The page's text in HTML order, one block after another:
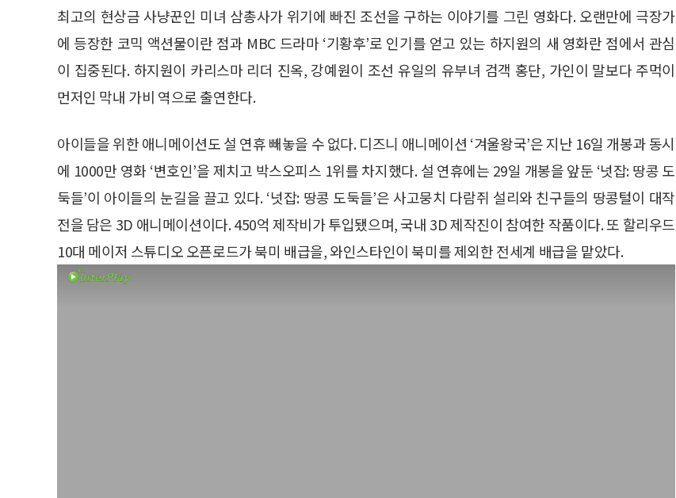
최고의 현상금 사냥꾼인 미녀 삼총사가 위기에 빠진 조선을 구하는 이야기를 그린 영화다. 오랜만에 극장가
에 등장한 코믹 액션물이란 점과 MBC 드라마 ‘기황후’로 인기를 얻고 있는 하지원의 새 영화란 점에서 관심
이 집중된다. 하지원이 카리스마 리더 진옥, 강예원이 조선 유일의 유부녀 검객 홍단, 가인이 말보다 주먹이
먼저인 막내 가비 역으로 출연한다.
아이들을 위한 애니메이션도 설 연휴 빼놓을 수 없다. 디즈니 애니메이션 ‘겨울왕국’은 지난 16일 개봉과 동시
에 1000만 영화 ‘변호인’을 제치고 박스오피스 1위를 차지했다. 설 연휴에는 29일 개봉을 앞둔 ‘넛잡: 땅콩 도
둑들’이 아이들의 눈길을 끌고 있다. ‘넛잡: 땅콩 도둑들’은 사고뭉치 다람쥐 설리와 친구들의 땅콩털이 대작
전을 담은 3D 애니메이션이다. 450억 제작비가 투입됐으며, 국내 3D 제작진이 참여한 작품이다. 또 할리우드
10대 메이저 스튜디오 오픈로드가 북미 배급을, 와인스타인이 북미를 제외한 전세계 배급을 맡았다.